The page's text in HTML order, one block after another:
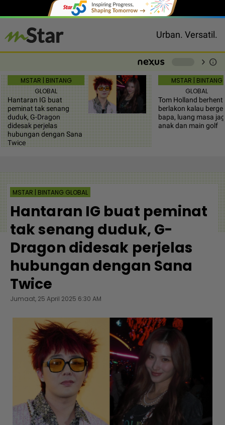
Urban. Versatil.
chevron_right info
MSTAR | BINTANG
GLOBAL
Hantaran IG buat
peminat tak senang
duduk, G-Dragon
didesak perjelas
hubungan dengan Sana
Twice
MSTAR | BINTANG
GLOBAL
Tom Holland berhenti
berlakon kalau
bapa, luang masa
anak dan main golf
MSTAR | BINTANG GLOBAL
Hantaran IG buat peminat
tak senang duduk, G-
Dragon didesak perjelas
hubungan dengan Sana
Twice
Jumaat, 25 April 2025 6:30 AM